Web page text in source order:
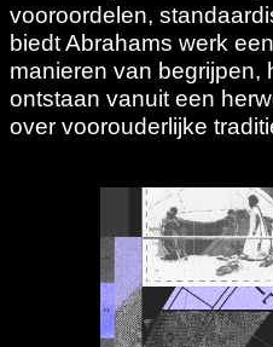
vooroordelen,
biedt Abrahams werk
manieren van begrijpen,
ontstaan vanuit een
over voorouderlijke